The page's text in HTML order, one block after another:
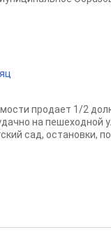
продает 1/2
на пешеходной
сад, остановки,